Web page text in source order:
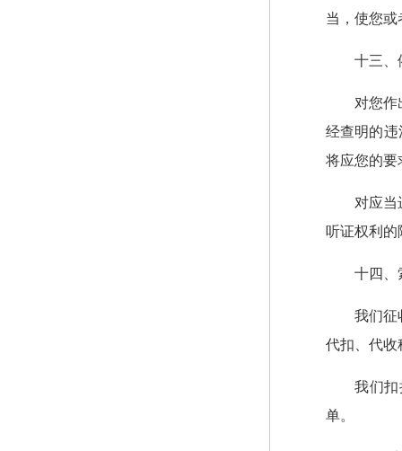
当，使您
十三、
对您作
经查明的
将应您的要
对应当
听证权利的
十四、
我们征
代扣、代收
我们
单。